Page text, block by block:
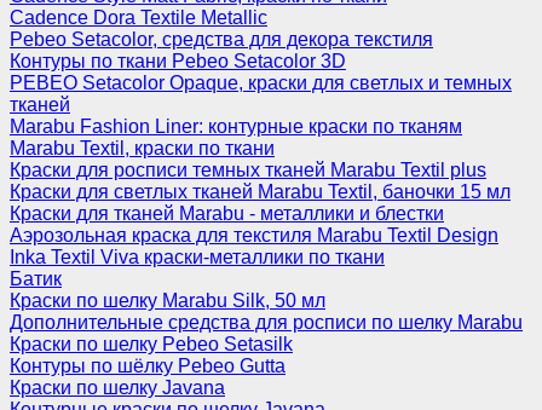
Cadence Dora Textile Metallic
Pebeo Setacolor, средства для декора текстиля
Контуры по ткани Pebeo Setacolor 3D
PEBEO Setacolor Opaque, краски для светлых и темных
тканей
Marabu Fashion Liner: контурные краски по тканям
Marabu Textil, краски по ткани
Краски для росписи темных тканей Marabu Textil plus
Краски для светлых тканей Marabu Textil, баночки 15 мл
Краски для тканей Marabu - металлики и блестки
Аэрозольная краска для текстиля Marabu Textil Design
Inka Textil Viva краски-металлики по ткани
Батик
Краски по шелку Marabu Silk, 50 мл
Дополнительные средства для росписи по шелку Marabu
Краски по шелку Pebeo Setasilk
Контуры по шёлку Pebeo Gutta
Краски по шелку Javana